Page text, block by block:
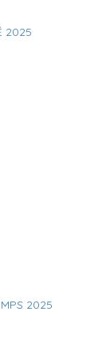
2025
2025